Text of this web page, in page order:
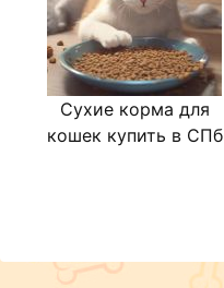
Сухие корма для
кошек купить в СПб